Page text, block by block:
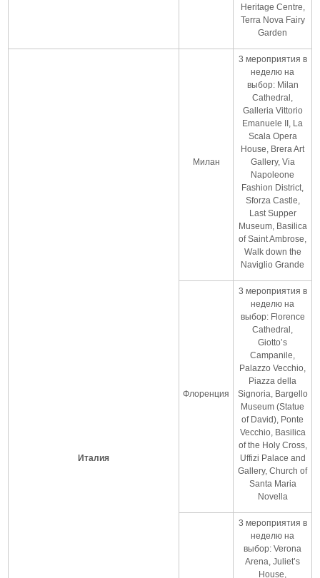
Heritage Centre,
Terra Nova Fairy
Garden
Италия
Милан
3 мероприятия в
неделю на
выбор: Milan
Cathedral,
Galleria Vittorio
Emanuele II, La
Scala Opera
House, Brera Art
Gallery, Via
Napoleone
Fashion District,
Sforza Castle,
Last Supper
Museum, Basilica
of Saint Ambrose,
Walk down the
Naviglio Grande
Флоренция
3 мероприятия в
неделю на
выбор: Florence
Cathedral,
Giotto’s
Campanile,
Palazzo Vecchio,
Piazza della
Signoria, Bargello
Museum (Statue
of David), Ponte
Vecchio, Basilica
of the Holy Cross,
Uffizi Palace and
Gallery, Church of
Santa Maria
Novella
3 мероприятия в
неделю на
выбор: Verona
Arena, Juliet’s
House,